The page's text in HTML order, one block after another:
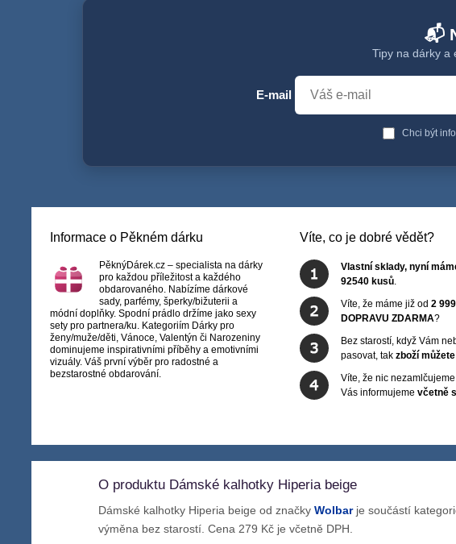
📬
Tipy na dárky a
E-mail
Chci být
Informace o Pěkném dárku
PěknýDárek.cz – specialista na dárky
pro každou příležitost a každého
obdarovaného. Nabízíme dárkové
sady, parfémy, šperky/bižuterii a
módní doplňky. Spodní prádlo držíme jako sexy
sety pro partnera/ku. Kategoriím Dárky pro
ženy/muže/děti, Vánoce, Valentýn či Narozeniny
dominujeme inspirativními příběhy a emotivními
vizuály. Váš první výběr pro radostné a
bezstarostné obdarování.
Víte, co je dobré vědět?
Vlastní sklady, nyní
92540 kusů.
Víte, že máme již od 2
DOPRAVU ZDARMA?
Bez starostí, když Vám
pasovat, tak zboží
Víte, že nic
Vás informujeme včetně
O produktu Dámské kalhotky Hiperia beige
Dámské kalhotky Hiperia beige od značky Wolbarje součástí
výměna bez starostí. Cena 279 Kč je včetně DPH.